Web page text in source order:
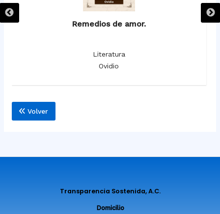
Remedios de amor.
Literatura
Ovidio
Volver
Transparencia Sostenida, A.C.
Domicilio